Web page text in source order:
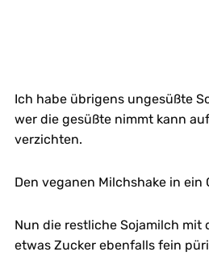
Ich habe übrigens ungesüßte
wer die gesüßte nimmt kann
verzichten.
Den veganen Milchshake in ein
Nun die restliche Sojamilch mit
etwas Zucker ebenfalls fein